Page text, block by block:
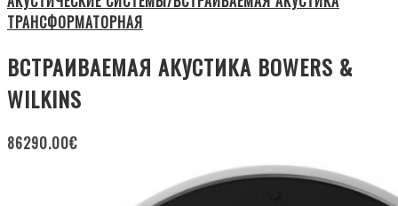
ТРАНСФОРМАТОРНАЯ
ВСТРАИВАЕМАЯ АКУСТИКА BOWERS &
WILKINS
86290.00€